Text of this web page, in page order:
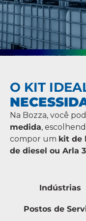
O KIT
Na Bozza, você
medida,
compor um kit de
de diesel ou Arla
Indústrias
Postos de